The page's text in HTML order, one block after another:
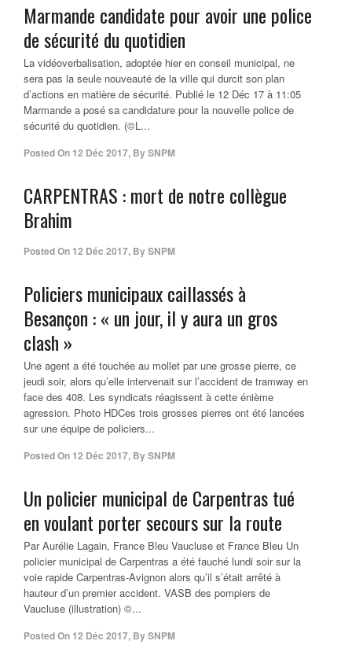
Marmande candidate pour avoir une police
de sécurité du quotidien
La vidéoverbalisation, adoptée hier en conseil municipal, ne
sera pas la seule nouveauté de la ville qui durcit son plan
d’actions en matière de sécurité. Publié le 12 Déc 17 à 11:05
Marmande a posé sa candidature pour la nouvelle police de
sécurité du quotidien. (©L...
Posted On 12 Déc 2017, BySNPM
CARPENTRAS : mort de notre collègue
Brahim
Posted On 12 Déc 2017, BySNPM
Policiers municipaux caillassés à
Besançon : « un jour, il y aura un gros
clash »
Une agent a été touchée au mollet par une grosse pierre, ce
jeudi soir, alors qu’elle intervenait sur l’accident de tramway en
face des 408. Les syndicats réagissent à cette énième
agression. Photo HDCes trois grosses pierres ont été lancées
sur une équipe de policiers...
Posted On 12 Déc 2017, BySNPM
Un policier municipal de Carpentras tué
en voulant porter secours sur la route
Par Aurélie Lagain, France Bleu Vaucluse et France Bleu Un
policier municipal de Carpentras a été fauché lundi soir sur la
voie rapide Carpentras-Avignon alors qu’il s’était arrêté à
hauteur d’un premier accident. VASB des pompiers de
Vaucluse (illustration) ©...
Posted On 12 Déc 2017, BySNPM